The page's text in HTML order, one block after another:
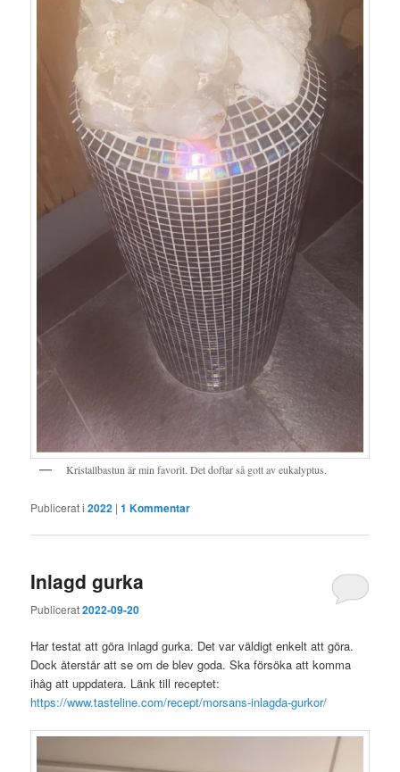
Kristallbastun är min favorit. Det doftar så gott av eukalyptus.
Publicerat i 2022 |1 Kommentar
Inlagd gurka
Publicerat2022-09-20
Har testat att göra inlagd gurka. Det var väldigt enkelt att göra.
Dock återstår att se om de blev goda. Ska försöka att komma
ihåg att uppdatera. Länk till receptet:
https://www.tasteline.com/recept/morsans-inlagda-gurkor/